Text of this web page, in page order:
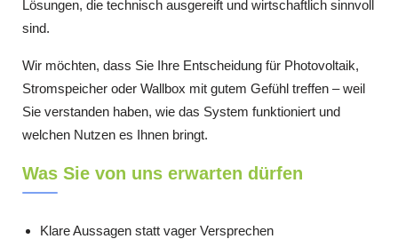
Lösungen, die technisch ausgereift und wirtschaftlich sinnvoll
sind.
Wir möchten, dass Sie Ihre Entscheidung für Photovoltaik,
Stromspeicher oder Wallbox mit gutem Gefühl treffen – weil
Sie verstanden haben, wie das System funktioniert und
welchen Nutzen es Ihnen bringt.
Was Sie von uns erwarten dürfen
Klare Aussagen statt vager Versprechen